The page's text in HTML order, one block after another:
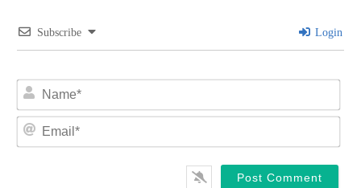
Subscribe Login